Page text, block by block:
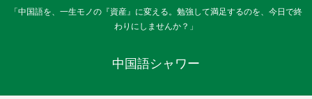
「中国語を、一生モノの『資産』に変える。勉強して満足するのを、今日で終
わりにしませんか？」
中国語シャワー